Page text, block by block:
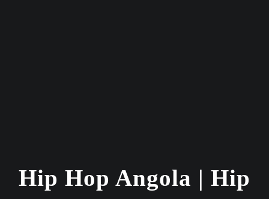
Hip Hop Angola | Hip